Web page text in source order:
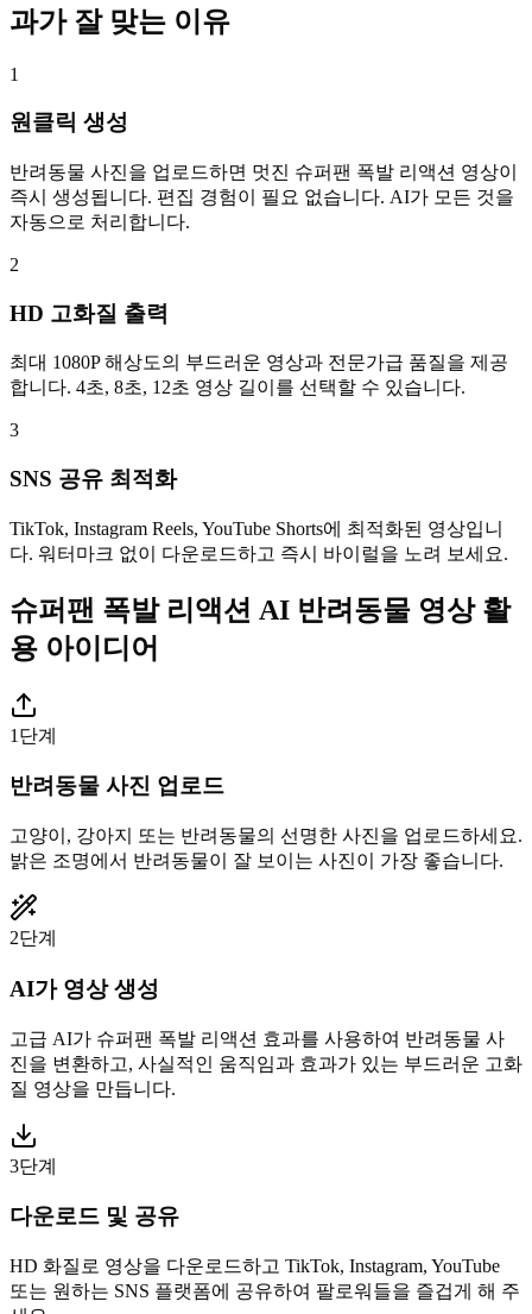
과가 잘 맞는 이유
1
원클릭 생성
반려동물 사진을 업로드하면 멋진 슈퍼팬 폭발 리액션 영상이
즉시 생성됩니다. 편집 경험이 필요 없습니다. AI가 모든 것을
자동으로 처리합니다.
2
HD 고화질 출력
최대 1080P 해상도의 부드러운 영상과 전문가급 품질을 제공
합니다. 4초, 8초, 12초 영상 길이를 선택할 수 있습니다.
3
SNS 공유 최적화
TikTok, Instagram Reels, YouTube Shorts에 최적화된 영상입니
다. 워터마크 없이 다운로드하고 즉시 바이럴을 노려 보세요.
슈퍼팬 폭발 리액션 AI 반려동물 영상 활
용 아이디어
1단계
반려동물 사진 업로드
고양이, 강아지 또는 반려동물의 선명한 사진을 업로드하세요.
밝은 조명에서 반려동물이 잘 보이는 사진이 가장 좋습니다.
2단계
AI가 영상 생성
고급 AI가 슈퍼팬 폭발 리액션 효과를 사용하여 반려동물 사
진을 변환하고, 사실적인 움직임과 효과가 있는 부드러운 고화
질 영상을 만듭니다.
3단계
다운로드 및 공유
HD 화질로 영상을 다운로드하고 TikTok, Instagram, YouTube
또는 원하는 SNS 플랫폼에 공유하여 팔로워들을 즐겁게 해 주